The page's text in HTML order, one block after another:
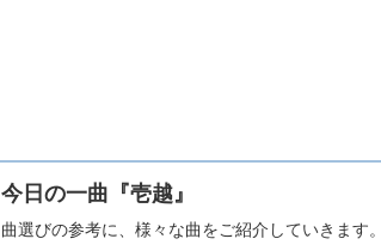
今日の一曲『壱越』
曲選びの参考に、様々な曲をご紹介していきます。